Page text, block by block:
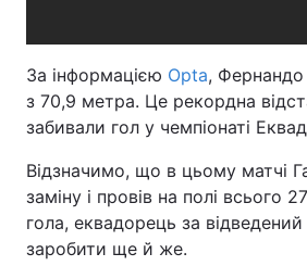
За інформацією Opta, Фернандо
з 70,9 метра. Це рекордна
забивали гол у чемпіонаті
Відзначимо, що в цьому матчі
заміну і провів на полі всього
гола, еквадорець за
заробити ще й же.